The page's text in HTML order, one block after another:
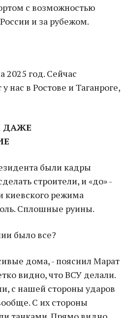
с возможностью
и за рубежом.
2025 год. Сейчас
нас в Ростове и Таганроге,
ДАЖЕ
были кадры
строители, и «до» -
киевского режима
Сплошные руины.
было все?
дома, - пояснил Марат
видно, что ВСУ делали.
с нашей стороны ударов
С их стороны